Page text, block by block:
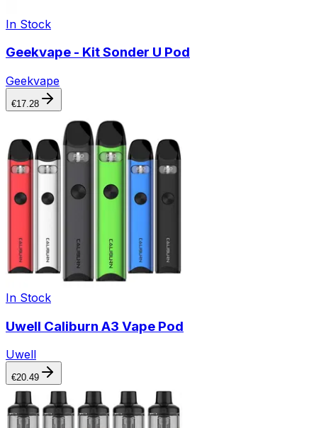
In Stock
Geekvape - Kit Sonder U Pod
Geekvape
€17.28
In Stock
Uwell Caliburn A3 Vape Pod
Uwell
€20.49